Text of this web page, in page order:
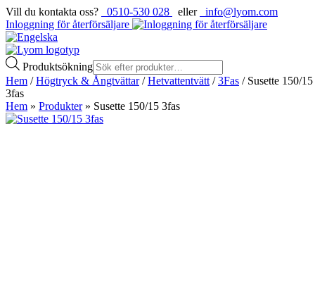
Vill du kontakta oss? 0510-530 028 eller
info@lyom.com
Inloggning för återförsäljare
Produktsökning
Hem /Högtryck & Ångtvättar/Hetvattentvätt /3Fas / Susette 150/15
3fas
Hem » Produkter» Susette 150/15 3fas